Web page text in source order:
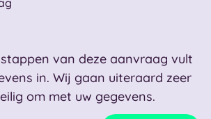
van deze aanvraag vult
in. Wij gaan uiteraard zeer
om met uw gegevens.